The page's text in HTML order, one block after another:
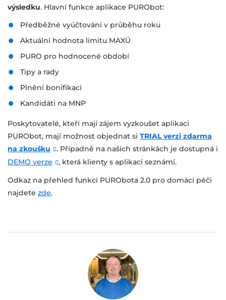
výsledku. Hlavní funkce aplikace PURObot:
Předběžné vyúčtování v průběhu roku
Aktuální hodnota limitu MAXÚ
PURO pro hodnocené období
Tipy a rady
Plnění bonifikací
Kandidáti na MNP
Poskytovatelé, kteří mají zájem vyzkoušet aplikaci
PURObot, mají možnost objednat si TRIAL verzi zdarma
na zkoušku
. Případně na našich stránkách je dostupná i
DEMO verze
, která klienty s aplikací seznámí.
Odkaz na přehled funkcí PURObota 2.0 pro domácí péči
najdete zde.